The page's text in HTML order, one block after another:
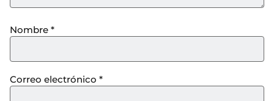
Nombre *
Correo electrónico *